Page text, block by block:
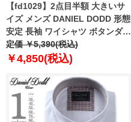
【fd1029】2点目半額 大きいサ
イズ メンズ DANIEL DODD 形態
安定 長袖 ワイシャツ ボタンダウ
ン eadn87-76
定価 ￥5,390(税込)
￥4,850(税込)